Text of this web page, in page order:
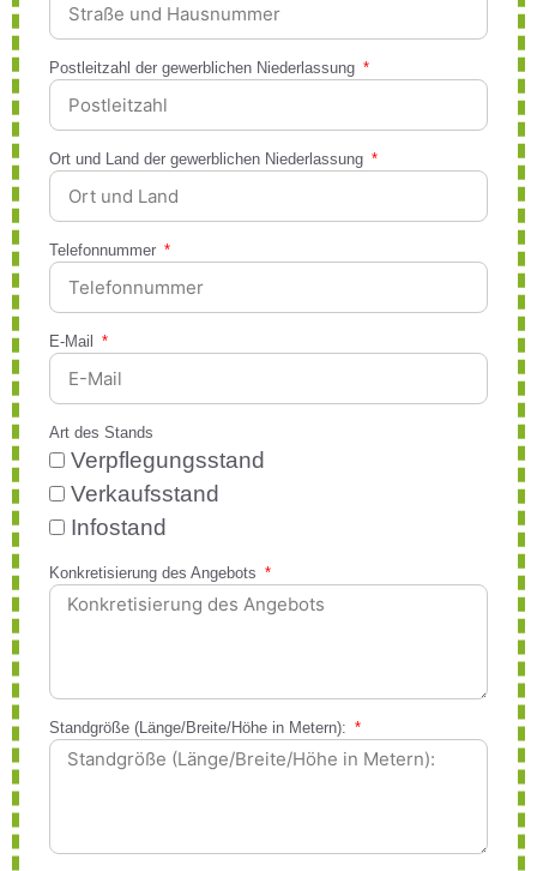
Postleitzahl der gewerblichen Niederlassung
Ort und Land der gewerblichen Niederlassung
Telefonnummer
E-Mail
Art des Stands
Verpflegungsstand
Verkaufsstand
Infostand
Konkretisierung des Angebots
Standgröße (Länge/Breite/Höhe in Metern):